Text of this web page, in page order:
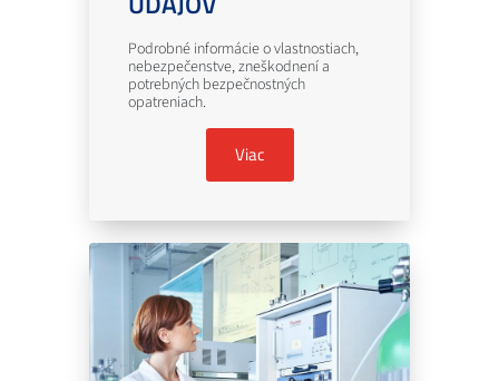
Podrobné informácie o vlastnostiach,
nebezpečenstve, zneškodnení a
potrebných bezpečnostných
opatreniach.
Viac